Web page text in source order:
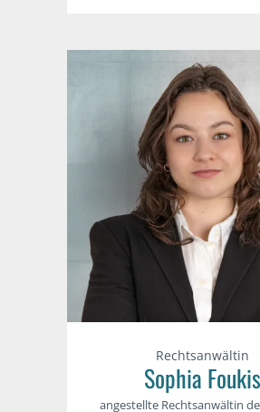
Rechtsanwältin
Sophia Foukis
angestellte Rechtsanwältin